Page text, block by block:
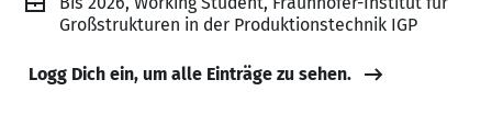
Großstrukturen in der Produktionstechnik IGP
Logg Dich ein, um alle Einträge zu sehen.